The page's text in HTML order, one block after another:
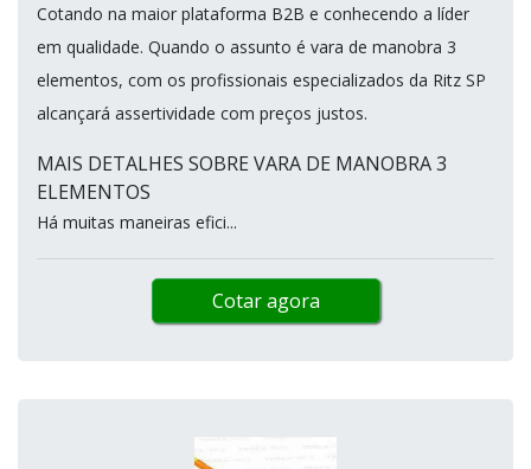
Cotando na maior plataforma B2B e conhecendo a líder
em qualidade. Quando o assunto é vara de manobra 3
elementos, com os profissionais especializados da Ritz SP
alcançará assertividade com preços justos.
MAIS DETALHES SOBRE VARA DE MANOBRA 3
ELEMENTOS
Há muitas maneiras efici...
Cotar agora